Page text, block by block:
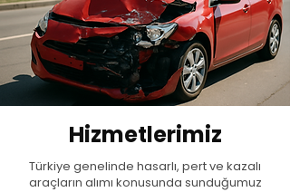
Hizmetlerimiz
Türkiye genelinde hasarlı, pert ve kazalı
araçların alımı konusunda sunduğumuz